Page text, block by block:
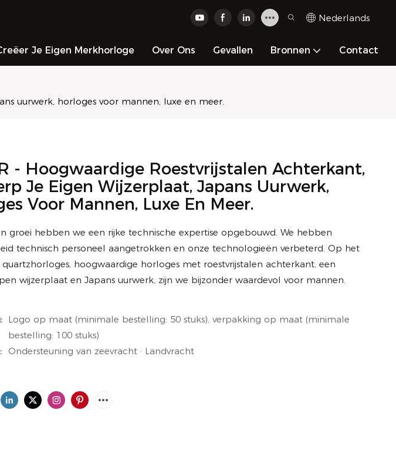
Nederlands
Je Eigen Merkhorloge Over Ons Gevallen Bronnen Contact
uurwerk, horloges voor mannen, luxe en meer.
- Hoogwaardige Roestvrijstalen Achterkant,
Je Eigen Wijzerplaat, Japans Uurwerk,
Voor Mannen, Luxe En Meer.
groei hebben we een rijke technische expertise opgebouwd. We hebben
technisch personeel aangetrokken en onze technologieën verbeterd. Op het
hoogwaardige horloges met roestvrijstalen achterkant, een
wijzerplaat en Japans uurwerk, zijn we bijzonder waardevol voor mannen.
Logo op maat (minimale bestelling: 50 stuks), verpakking op maat (minimale
bestelling: 100 stuks)
Ondersteuning van zeevracht · Landvracht